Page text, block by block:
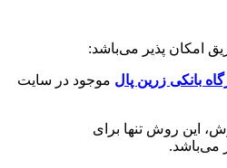
بانکی زرین پال موجود در سایت
این روش تنها برای
می‌باشد.